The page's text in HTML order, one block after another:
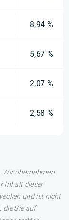
8,94 %
5,67 %
2,07 %
2,58 %
Wir übernehmen
Inhalt dieser
und ist nicht
die Sie auf